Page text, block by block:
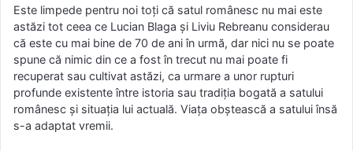
Este limpede pentru noi toţi că satul românesc nu mai este
astăzi tot ceea ce Lucian Blaga şi Liviu Rebreanu considerau
că este cu mai bine de 70 de ani în urmă, dar nici nu se poate
spune că nimic din ce a fost în trecut nu mai poate fi
recuperat sau cultivat astăzi, ca urmare a unor rupturi
profunde existente între istoria sau tradiţia bogată a satului
românesc şi situaţia lui actuală. Viaţa obştească a satului însă
s-a adaptat vremii.